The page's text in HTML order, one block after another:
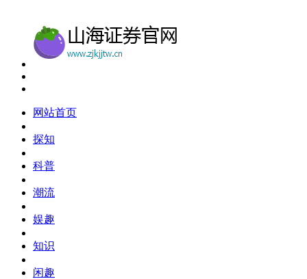
网站首页
探知
科普
潮流
娱趣
知识
闲趣